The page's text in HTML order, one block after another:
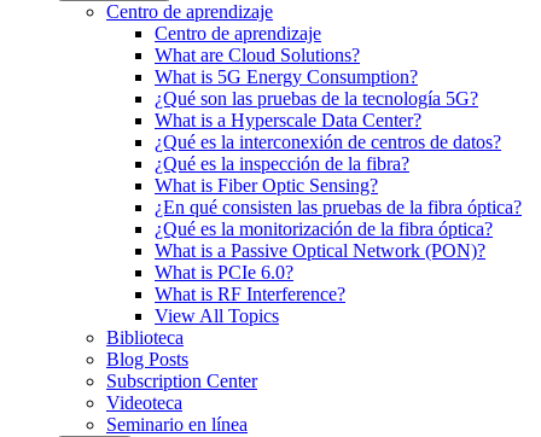
Centro de aprendizaje
Centro de aprendizaje
What are Cloud Solutions?
What is 5G Energy Consumption?
¿Qué son las pruebas de la tecnología 5G?
What is a Hyperscale Data Center?
¿Qué es la interconexión de centros de datos?
¿Qué es la inspección de la fibra?
What is Fiber Optic Sensing?
¿En qué consisten las pruebas de la fibra óptica?
¿Qué es la monitorización de la fibra óptica?
What is a Passive Optical Network (PON)?
What is PCIe 6.0?
What is RF Interference?
View All Topics
Biblioteca
Blog Posts
Subscription Center
Videoteca
Seminario en línea